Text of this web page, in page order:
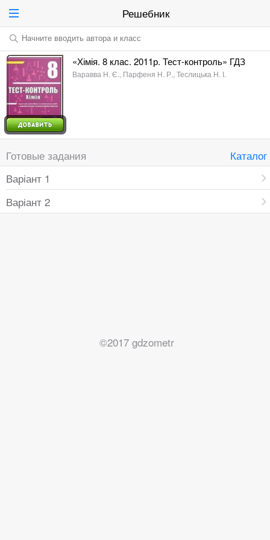
Решебник
Начните вводить автора и класс
«Хімія. 8 клас. 2011р. Тест-контроль» ГДЗ
Варавва Н. Є., Парфеня Н. Р., Теслицька Н. І.
Готовые задания
Каталог
Варіант 1
Варіант 2
©2017 gdzometr